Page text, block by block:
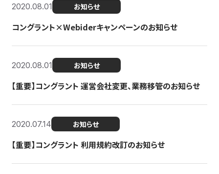
2020.08.01 お知らせ
コングラント×Webiderキャンペーンのお知らせ
2020.08.01 お知らせ
【重要】コングラント 運営会社変更、業務移管のお知らせ
2020.07.14 お知らせ
【重要】コングラント 利用規約改訂のお知らせ